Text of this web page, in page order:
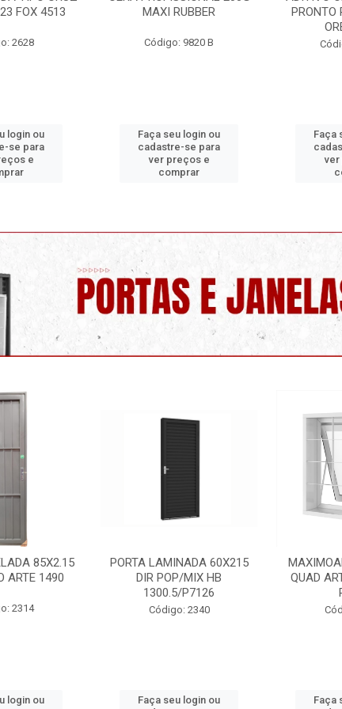
RUBBER
9820 B
login ou
se para
preços e
PRONTO P/USO 1 LITRO
Código: 9730 C
Faça seu login ou
cadastre-se para
ver preços e
comprar
60X215
MIX HB
2340
login ou
MAXIMOAR 50X50 C/GDE
QUAD ARTE BRANCO HB
P8334
Código: 2395
Faça seu login ou
3F C/
Faça